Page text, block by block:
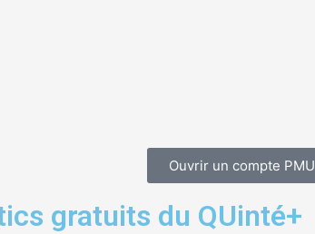
Ouvrir un compte PMU
gratuits du QUinté+